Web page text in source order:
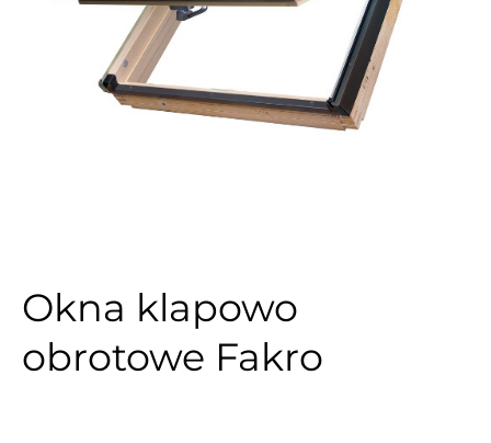
Okna klapowo
obrotowe Fakro